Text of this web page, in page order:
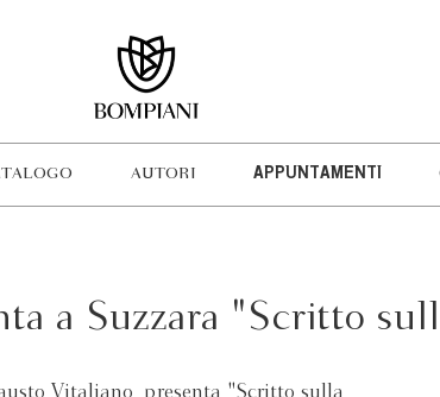
AUTORI APPUNTAMENTI
a Suzzara "Scritto
Vitaliano presenta "Scritto sulla